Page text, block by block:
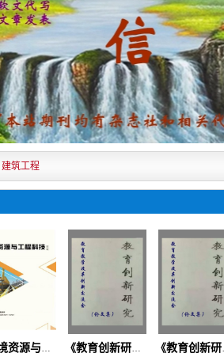
建筑工程
《环境资源与工程科技论坛》 《教育创新研究》（思政德育教学教法素质教育课程改革） 《教育创新研究》